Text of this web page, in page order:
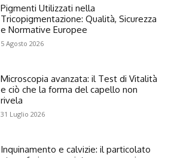
Pigmenti Utilizzati nella
Tricopigmentazione: Qualità, Sicurezza
e Normative Europee
5 Agosto 2026
Microscopia avanzata: il Test di Vitalità
e ciò che la forma del capello non
rivela
31 Luglio 2026
Inquinamento e calvizie: il particolato